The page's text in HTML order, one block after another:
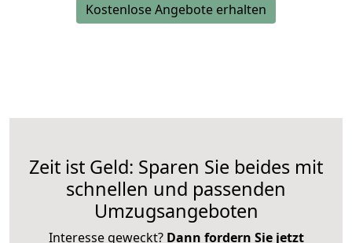
Kostenlose Angebote erhalten
Zeit ist Geld: Sparen Sie beides mit
schnellen und passenden
Umzugsangeboten
Interesse geweckt? Dann fordern Sie jetzt